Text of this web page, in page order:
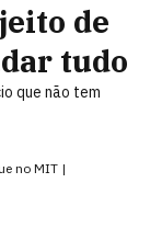
de
tudo
que não tem
no MIT |